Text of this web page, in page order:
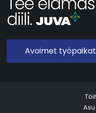
Avoimet työpaikat